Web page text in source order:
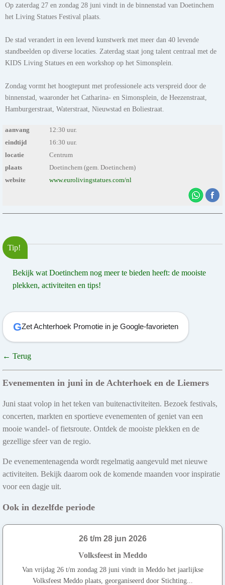
Op zaterdag 27 en zondag 28 juni vindt in de binnenstad van Doetinchem
het Living Statues Festival plaats.
De stad verandert in een levend kunstwerk met meer dan 40 levende
standbeelden op diverse locaties. Zaterdag staat jong talent centraal met de
KIDS Living Statues en een workshop op het Simonsplein.
Zondag vormt het hoogtepunt met professionele acts verspreid door de
binnenstad, waaronder het Catharina- en Simonsplein, de Heezenstraat,
Hamburgerstraat, Waterstraat, Nieuwstad en Boliestraat.
aanvang
12:30 uur.
eindtijd
16:30 uur.
locatie
Centrum
plaats
Doetinchem (gem. Doetinchem)
website
www.eurolivingstatues.com/nl
Tip!
Bekijk wat Doetinchem nog meer te bieden heeft: de mooiste
plekken, activiteiten en tips!
GZet Achterhoek Promotie in je Google-favorieten
← Terug
Evenementen in juni in de Achterhoek en de Liemers
Juni staat volop in het teken van buitenactiviteiten. Bezoek festivals,
concerten, markten en sportieve evenementen of geniet van een
mooie wandel- of fietsroute. Ontdek de mooiste plekken en de
gezellige sfeer van de regio.
De evenementenagenda wordt regelmatig aangevuld met nieuwe
activiteiten. Bekijk daarom ook de komende maanden voor inspiratie
voor een dagje uit.
Ook in dezelfde periode
26 t/m 28 jun 2026
Volksfeest in Meddo
Van vrijdag 26 t/m zondag 28 juni vindt in Meddo het jaarlijkse
Volksfeest Meddo plaats, georganiseerd door Stichting...